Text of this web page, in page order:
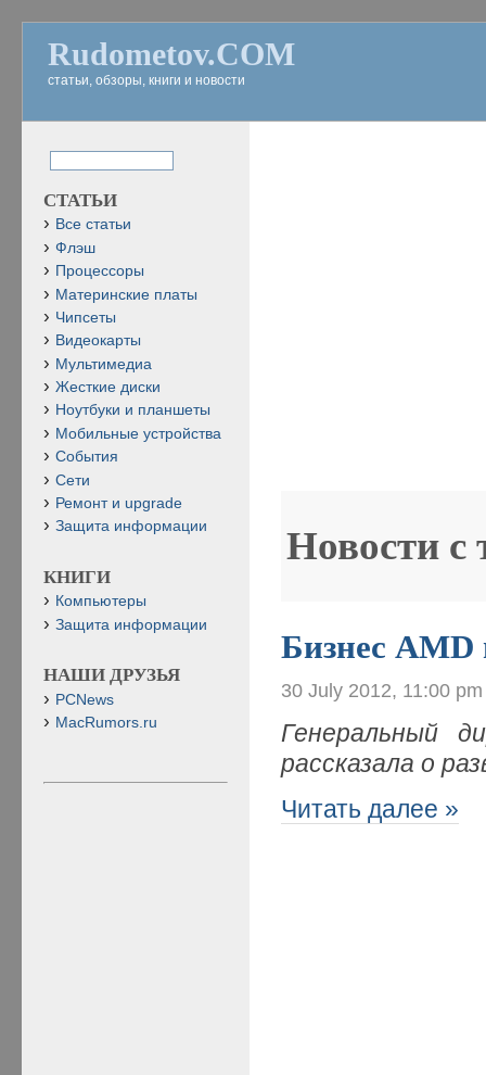
Rudometov.COM
статьи, обзоры, книги и новости
Новости с
Бизнес AMD
30 July 2012, 11:00 pm
Генеральный
рассказала о
Читать далее »
СТАТЬИ
Все статьи
Флэш
Процессоры
Материнские платы
Чипсеты
Видеокарты
Мультимедиа
Жесткие диски
Ноутбуки и планшеты
Мобильные устройства
События
Сети
Ремонт и upgrade
Защита информации
КНИГИ
Компьютеры
Защита информации
НАШИ ДРУЗЬЯ
PCNews
MacRumors.ru